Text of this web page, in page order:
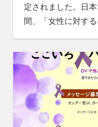
継
ぐ
か
な
ま
ち
へ
定されました。日
間、「女性に対す